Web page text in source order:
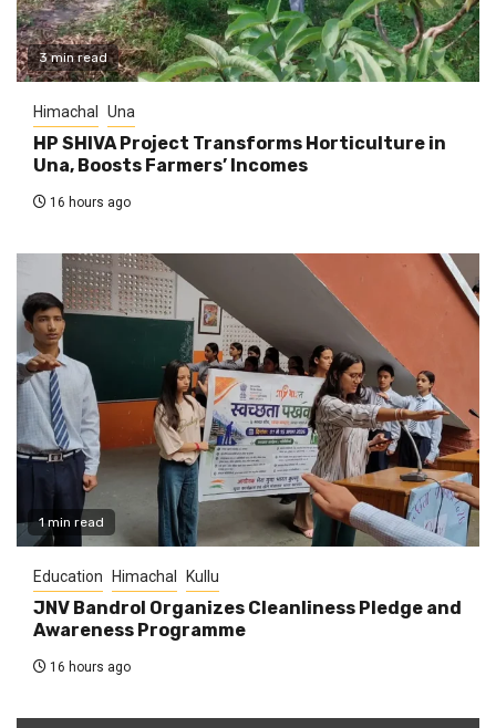
3 min read
Himachal Una
HP SHIVA Project Transforms Horticulture in
Una, Boosts Farmers’ Incomes
16 hours ago
1 min read
Education Himachal Kullu
JNV Bandrol Organizes Cleanliness Pledge and
Awareness Programme
16 hours ago